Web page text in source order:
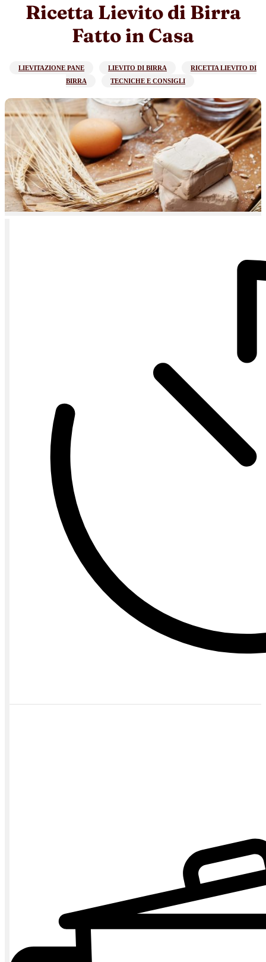
Ricetta Lievito di Birra
Fatto in Casa
LIEVITAZIONE PANE LIEVITO DI BIRRA
RICETTA LIEVITO DI
BIRRA
TECNICHE E CONSIGLI